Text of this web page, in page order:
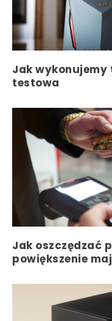
Jak
testowa
Jak oszczędzać
powiększenie